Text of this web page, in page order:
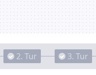
2. Tur 3. Tur